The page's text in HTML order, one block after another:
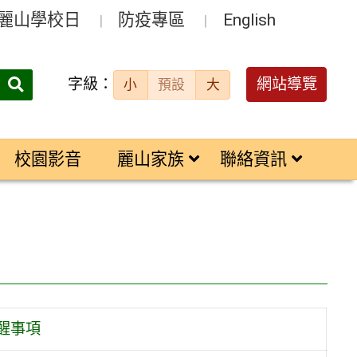
山學校日 防疫專區 English
搜
字級： 小 預設 大 網站導覽
校園影音 麗山家族 聯絡資訊
事項